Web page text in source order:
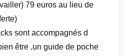
79 euros au lieu de
sont accompagnés d
être ,un guide de poche